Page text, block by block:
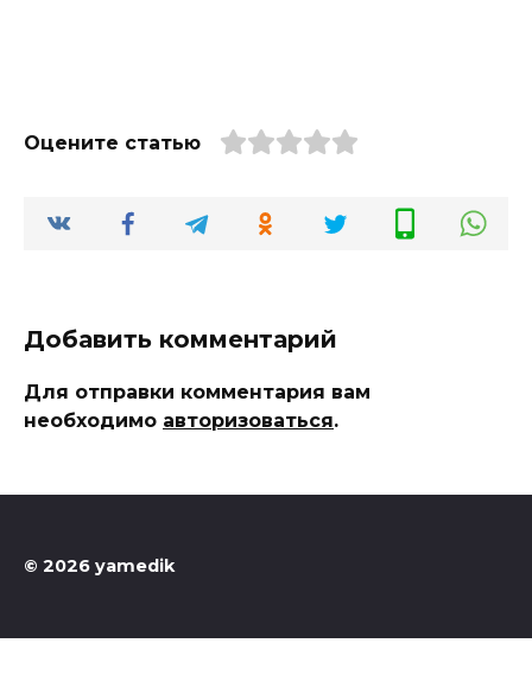
Оцените статью
Добавить комментарий
Для отправки комментария вам
необходимо авторизоваться.
© 2026 yamedik